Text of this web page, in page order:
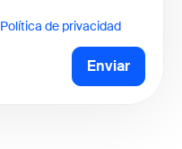
Política de privacidad
Enviar